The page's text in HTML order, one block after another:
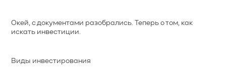
Окей, с документами разобрались. Теперь о том, как
искать инвестиции.
Виды инвестирования